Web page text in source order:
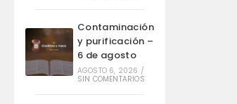
Contaminación
y purificación –
6 de agosto
AGOSTO 6, 2026 /
SIN COMENTARIOS